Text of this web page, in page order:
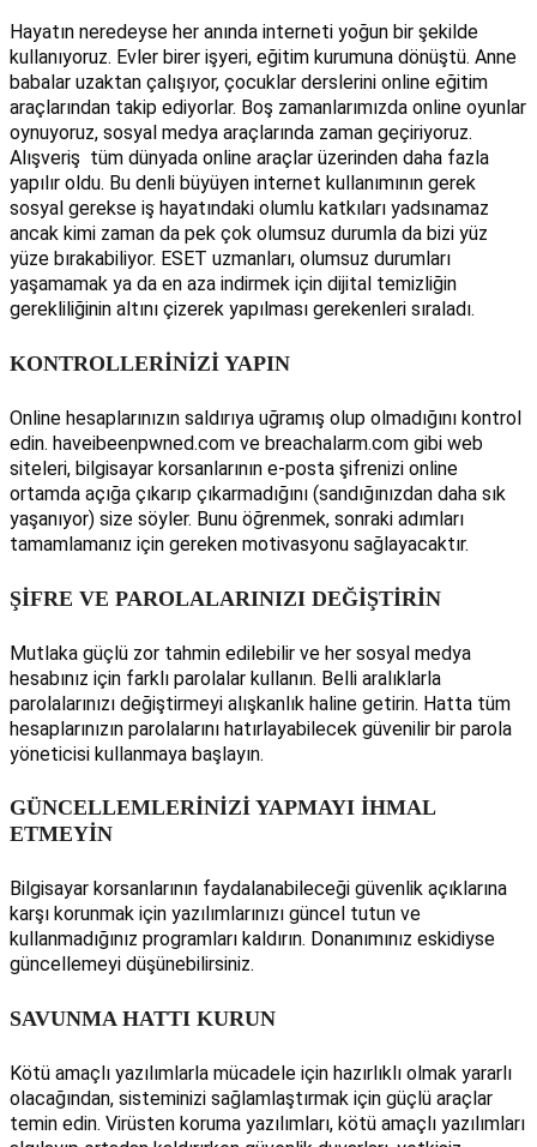
Hayatın neredeyse her anında interneti yoğun bir şekilde
kullanıyoruz. Evler birer işyeri, eğitim kurumuna dönüştü. Anne
babalar uzaktan çalışıyor, çocuklar derslerini online eğitim
araçlarından takip ediyorlar. Boş zamanlarımızda online oyunlar
oynuyoruz, sosyal medya araçlarında zaman geçiriyoruz.
Alışveriş tüm dünyada online araçlar üzerinden daha fazla
yapılır oldu. Bu denli büyüyen internet kullanımının gerek
sosyal gerekse iş hayatındaki olumlu katkıları yadsınamaz
ancak kimi zaman da pek çok olumsuz durumla da bizi yüz
yüze bırakabiliyor. ESET uzmanları, olumsuz durumları
yaşamamak ya da en aza indirmek için dijital temizliğin
gerekliliğinin altını çizerek yapılması gerekenleri sıraladı.
KONTROLLERİNİZİ YAPIN
Online hesaplarınızın saldırıya uğramış olup olmadığını kontrol
edin. haveibeenpwned.com ve breachalarm.com gibi web
siteleri, bilgisayar korsanlarının e-posta şifrenizi online
ortamda açığa çıkarıp çıkarmadığını (sandığınızdan daha sık
yaşanıyor) size söyler. Bunu öğrenmek, sonraki adımları
tamamlamanız için gereken motivasyonu sağlayacaktır.
ŞİFRE VE PAROLALARINIZI DEĞİŞTİRİN
Mutlaka güçlü zor tahmin edilebilir ve her sosyal medya
hesabınız için farklı parolalar kullanın. Belli aralıklarla
parolalarınızı değiştirmeyi alışkanlık haline getirin. Hatta tüm
hesaplarınızın parolalarını hatırlayabilecek güvenilir bir parola
yöneticisi kullanmaya başlayın.
GÜNCELLEMLERİNİZİ YAPMAYI İHMAL
ETMEYİN
Bilgisayar korsanlarının faydalanabileceği güvenlik açıklarına
karşı korunmak için yazılımlarınızı güncel tutun ve
kullanmadığınız programları kaldırın. Donanımınız eskidiyse
güncellemeyi düşünebilirsiniz.
SAVUNMA HATTI KURUN
Kötü amaçlı yazılımlarla mücadele için hazırlıklı olmak yararlı
olacağından, sisteminizi sağlamlaştırmak için güçlü araçlar
temin edin. Virüsten koruma yazılımları, kötü amaçlı yazılımları